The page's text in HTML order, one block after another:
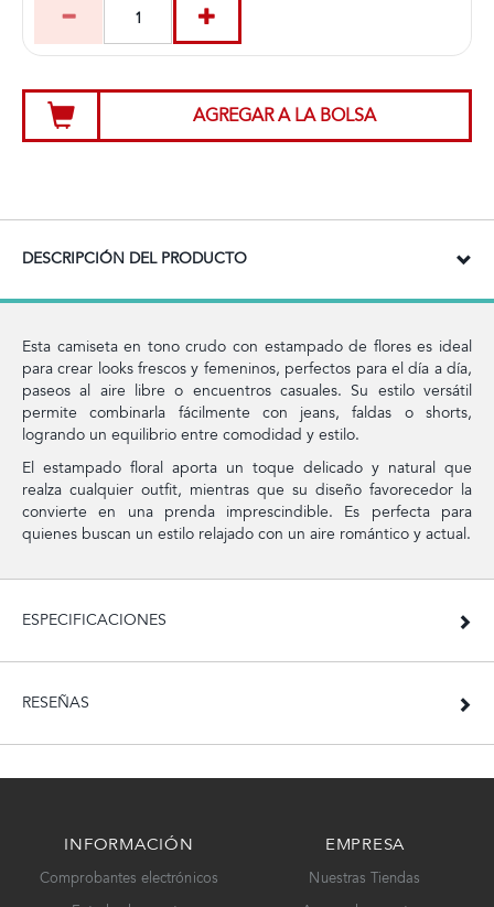
AGREGAR A LA BOLSA
DESCRIPCIÓN DEL PRODUCTO
Esta camiseta en tono crudo con estampado de flores es ideal
para crear looks frescos y femeninos, perfectos para el día a día,
paseos al aire libre o encuentros casuales. Su estilo versátil
permite combinarla fácilmente con jeans, faldas o shorts,
logrando un equilibrio entre comodidad y estilo.
El estampado floral aporta un toque delicado y natural que
realza cualquier outfit, mientras que su diseño favorecedor la
convierte en una prenda imprescindible. Es perfecta para
quienes buscan un estilo relajado con un aire romántico y actual.
ESPECIFICACIONES
RESEÑAS
INFORMACIÓN
Comprobantes electrónicos
EMPRESA
Nuestras Tiendas